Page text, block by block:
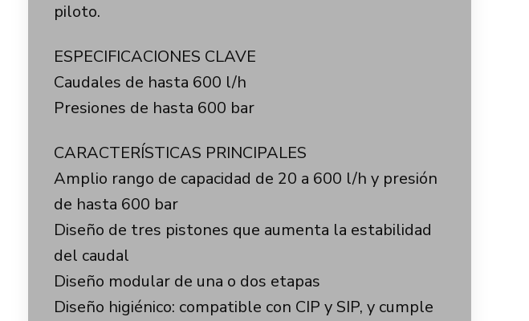
piloto.
ESPECIFICACIONES CLAVE
Caudales de hasta 600 l/h
Presiones de hasta 600 bar
CARACTERÍSTICAS PRINCIPALES
Amplio rango de capacidad de 20 a 600 l/h y presión
de hasta 600 bar
Diseño de tres pistones que aumenta la estabilidad
del caudal
Diseño modular de una o dos etapas
Diseño higiénico: compatible con CIP y SIP, y cumple